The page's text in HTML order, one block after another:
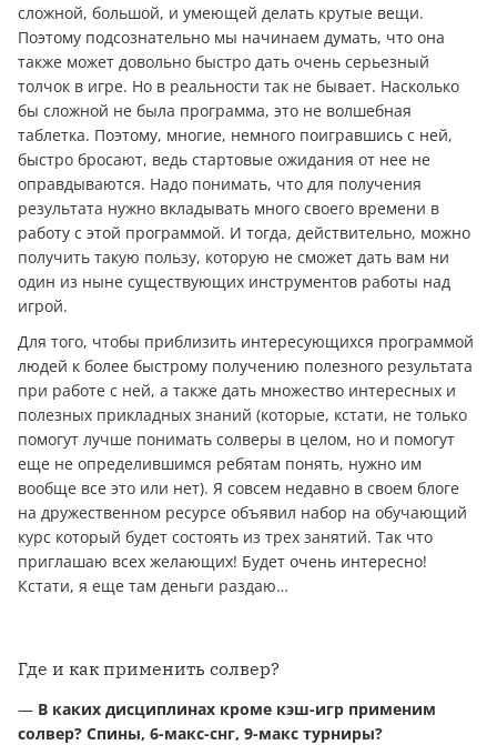
сложной, большой, и умеющей делать крутые вещи.
Поэтому подсознательно мы начинаем думать, что она
также может довольно быстро дать очень серьезный
толчок в игре. Но в реальности так не бывает. Насколько
бы сложной не была программа, это не волшебная
таблетка. Поэтому, многие, немного поигравшись с ней,
быстро бросают, ведь стартовые ожидания от нее не
оправдываются. Надо понимать, что для получения
результата нужно вкладывать много своего времени в
работу с этой программой. И тогда, действительно, можно
получить такую пользу, которую не сможет дать вам ни
один из ныне существующих инструментов работы над
игрой.
Для того, чтобы приблизить интересующихся программой
людей к более быстрому получению полезного результата
при работе с ней, а также дать множество интересных и
полезных прикладных знаний (которые, кстати, не только
помогут лучше понимать солверы в целом, но и помогут
еще не определившимся ребятам понять, нужно им
вообще все это или нет). Я совсем недавно в своем блоге
на дружественном ресурсе объявил набор на обучающий
курс который будет состоять из трех занятий. Так что
приглашаю всех желающих! Будет очень интересно!
Кстати, я еще там дeньги раздаю…
Где и как применить солвер?
— В каких дисциплинах кроме кэш-игр применим
солвер? Спины, 6-макс-снг, 9-макс турниры?